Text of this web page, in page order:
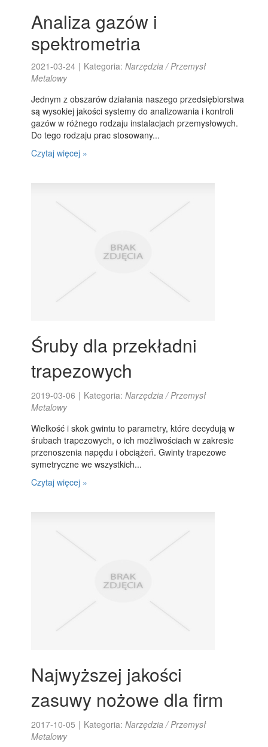
Analiza gazów i
spektrometria
2021-03-24 | Kategoria:Narzędzia / Przemysł
Metalowy
Jednym z obszarów działania naszego przedsiębiorstwa
są wysokiej jakości systemy do analizowania i kontroli
gazów w różnego rodzaju instalacjach przemysłowych.
Do tego rodzaju prac stosowany...
Czytaj więcej »
Śruby dla przekładni
trapezowych
2019-03-06 | Kategoria:Narzędzia / Przemysł
Metalowy
Wielkość i skok gwintu to parametry, które decydują w
śrubach trapezowych, o ich możliwościach w zakresie
przenoszenia napędu i obciążeń. Gwinty trapezowe
symetryczne we wszystkich...
Czytaj więcej »
Najwyższej jakości
zasuwy nożowe dla firm
2017-10-05 | Kategoria:Narzędzia / Przemysł
Metalowy